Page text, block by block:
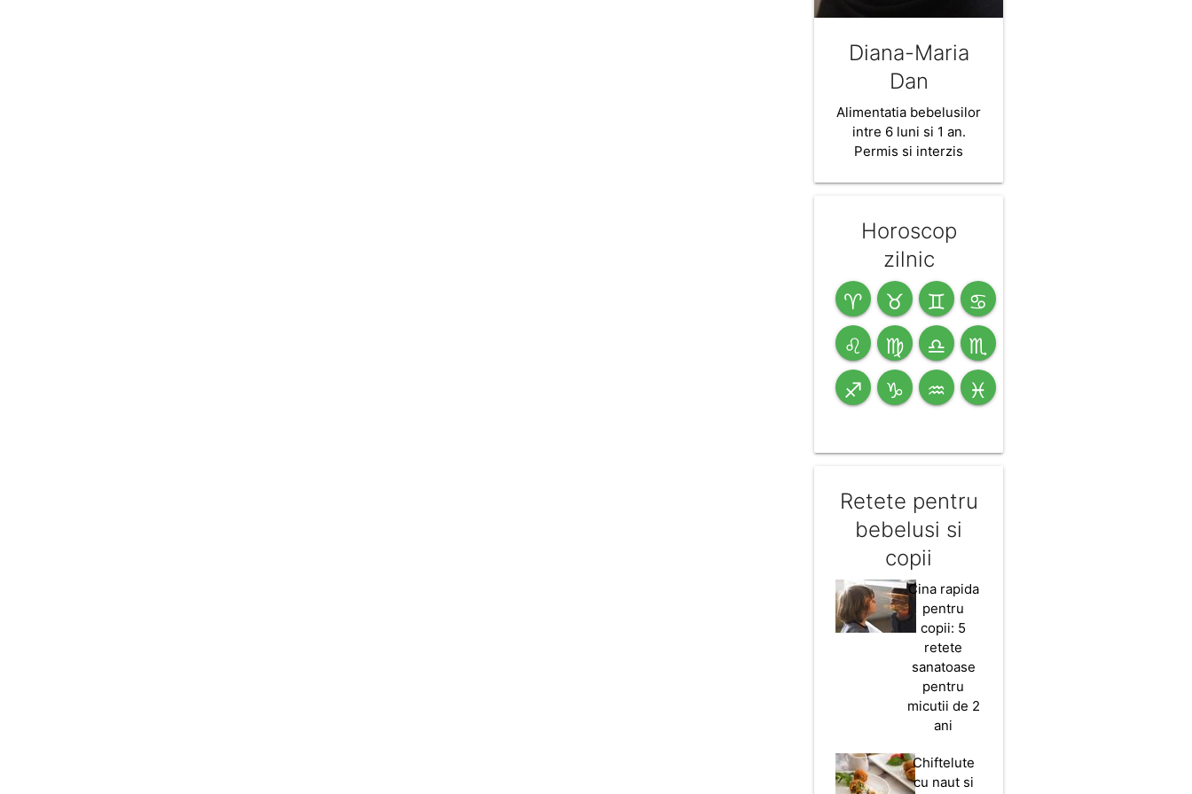
Diana-Maria
Dan
Alimentatia bebelusilor
intre 6 luni si 1 an.
Permis si interzis
Horoscop
zilnic
♈ ♉ ♊ ♋
♌ ♍ ♎ ♏
♐ ♑ ♒ ♓
Retete pentru
bebelusi si
copii
Cina rapida
pentru
copii: 5
retete
sanatoase
pentru
micutii de 2
ani
Chiftelute
cu naut si